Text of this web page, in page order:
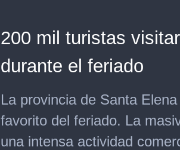
200 mil turistas
durante el feriado
La provincia de Santa
favorito del feriado. La
una intensa actividad